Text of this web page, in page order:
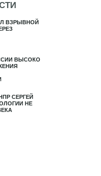
ВЗРЫВНОЙ
ВЫСОКО
СЕРГЕЙ
НЕ